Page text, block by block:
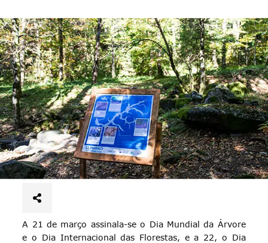
Filtros
A 21 de março assinala-se o Dia Mundial da Árvore
e o Dia Internacional das Florestas, e a 22, o Dia